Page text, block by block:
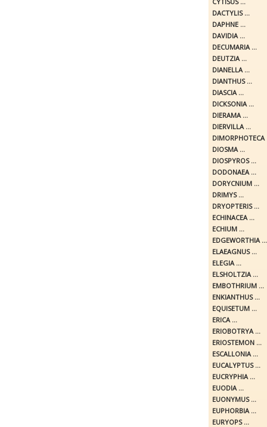
DACTYLIS ...
DAPHNE ...
DAVIDIA ...
DECUMARIA ...
DEUTZIA ...
DIANELLA ...
DIANTHUS ...
DIASCIA ...
DICKSONIA ...
DIERAMA ...
DIERVILLA ...
DIMORPHOTECA
DIOSMA ...
DIOSPYROS ...
DODONAEA ...
DORYCNIUM ...
DRIMYS ...
DRYOPTERIS ...
ECHINACEA ...
ECHIUM ...
EDGEWORTHIA ...
ELAEAGNUS ...
ELEGIA ...
ELSHOLTZIA ...
EMBOTHRIUM ...
ENKIANTHUS ...
EQUISETUM ...
ERICA ...
ERIOBOTRYA ...
ERIOSTEMON ...
ESCALLONIA ...
EUCALYPTUS ...
EUCRYPHIA ...
EUODIA ...
EUONYMUS ...
EUPHORBIA ...
EURYOPS ...